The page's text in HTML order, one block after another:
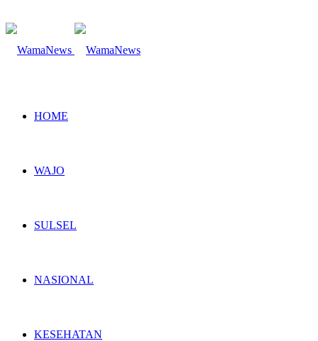
HOME
WAJO
SULSEL
NASIONAL
KESEHATAN